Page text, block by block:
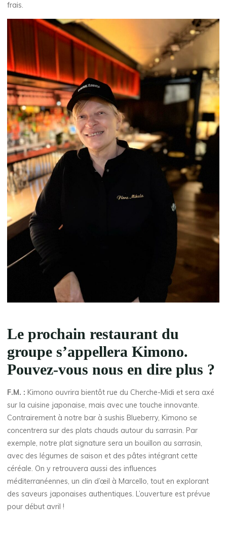
frais.
Le prochain restaurant du
groupe s’appellera Kimono.
Pouvez-vous nous en dire plus ?
F.M. : Kimono ouvrira bientôt rue du Cherche-Midi et sera axé
sur la cuisine japonaise, mais avec une touche innovante.
Contrairement à notre bar à sushis Blueberry, Kimono se
concentrera sur des plats chauds autour du sarrasin. Par
exemple, notre plat signature sera un bouillon au sarrasin,
avec des légumes de saison et des pâtes intégrant cette
céréale. On y retrouvera aussi des influences
méditerranéennes, un clin d’œil à Marcello, tout en explorant
des saveurs japonaises authentiques. L’ouverture est prévue
pour début avril !